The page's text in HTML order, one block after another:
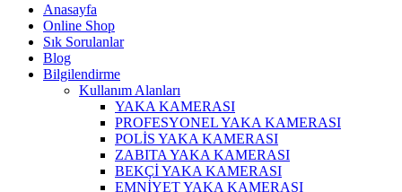
Anasayfa
Online Shop
Sık Sorulanlar
Blog
Bilgilendirme
Kullanım Alanları
YAKA KAMERASI
PROFESYONEL YAKA KAMERASI
POLİS YAKA KAMERASI
ZABITA YAKA KAMERASI
BEKÇİ YAKA KAMERASI
EMNİYET YAKA KAMERASI